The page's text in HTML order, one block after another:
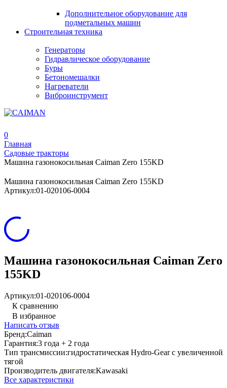
Дополнительное оборудование для
подметальных машин
Строительная техника
Генераторы
Гидравлическое оборудование
Буры
Бетономешалки
Нагреватели
Виброинструмент
0
Главная
Садовые тракторы
Машина газонокосильная Caiman Zero 155KD
Машина газонокосильная Caiman Zero 155KD
Артикул:01-020106-0004
Машина газонокосильная Caiman Zero
155KD
Артикул:01-020106-0004
К сравнению
В избранное
Написать отзыв
Бренд:Caiman
Гарантия:3 года + 2 года
Тип трансмиссии:гидростатическая Hydro-Gear с увеличенной
тягой
Производитель двигателя:Kawasaki
Все характеристики